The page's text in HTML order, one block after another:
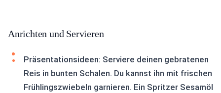
Anrichten und Servieren
Präsentationsideen: Serviere deinen gebratenen
Reis in bunten Schalen. Du kannst ihn mit frischen
Frühlingszwiebeln garnieren. Ein Spritzer Sesamöl